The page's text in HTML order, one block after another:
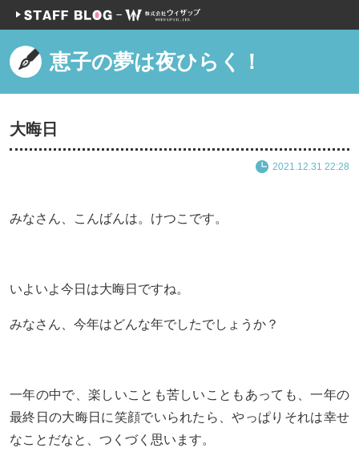
恵子の夢は夜ひらく！
大晦日
2021.12.31 22:28
みなさん、こんばんは。けつこです。
いよいよ今日は大晦日ですね。
みなさん、今年はどんな年でしたでしょうか？
一年の中で、楽しいことも苦しいこともあっても、一年の
最終日の大晦日に笑顔でいられたら、やっぱりそれは幸せ
なことだなと、つくづく思います。